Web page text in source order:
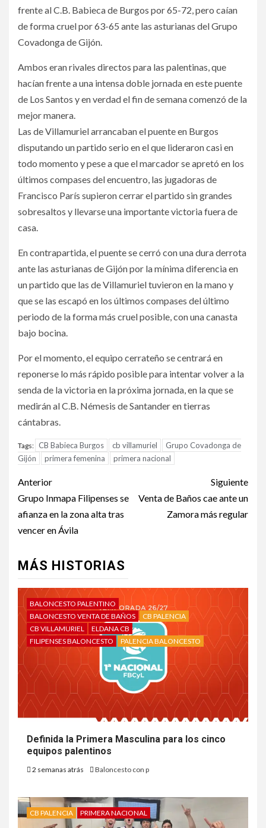
frente al C.B. Babieca de Burgos por 65-72, pero caían
de forma cruel por 63-65 ante las asturianas del Grupo
Covadonga de Gijón.
Ambos eran rivales directos para las palentinas, que
hacían frente a una intensa doble jornada en este puente
de Los Santos y en verdad el fin de semana comenzó de la
mejor manera.
Las de Villamuriel arrancaban el puente en Burgos
disputando un partido serio en el que lideraron casi en
todo momento y pese a que el marcador se apretó en los
últimos compases del encuentro, las jugadoras de
Francisco París supieron cerrar el partido sin grandes
sobresaltos y llevarse una importante victoria fuera de
casa.
En contrapartida, el puente se cerró con una dura derrota
ante las asturianas de Gijón por la mínima diferencia en
un partido que las de Villamuriel tuvieron en la mano y
que se las escapó en los últimos compases del último
periodo de la forma más cruel posible, con una canasta
bajo bocina.
Por el momento, el equipo cerrateño se centrará en
reponerse lo más rápido posible para intentar volver a la
senda de la victoria en la próxima jornada, en la que se
medirán al C.B. Némesis de Santander en tierras
cántabras.
Tags: CB Babieca Burgos cb villamuriel
Grupo Covadonga de
Gijón
primera femenina primera nacional
Anterior
Grupo Inmapa Filipenses se
afianza en la zona alta tras
vencer en Ávila
Siguiente
Venta de Baños cae ante un
Zamora más regular
MÁS HISTORIAS
BALONCESTO PALENTINO
BALONCESTO VENTA DE BAÑOS
CB PALENCIA
CB VILLAMURIEL
ELDANA CB
FILIPENSES BALONCESTO
PALENCIA BALONCESTO
Definida la Primera Masculina para los cinco
equipos palentinos
2 semanas atrás Baloncesto con p
CB PALENCIA PRIMERA NACIONAL